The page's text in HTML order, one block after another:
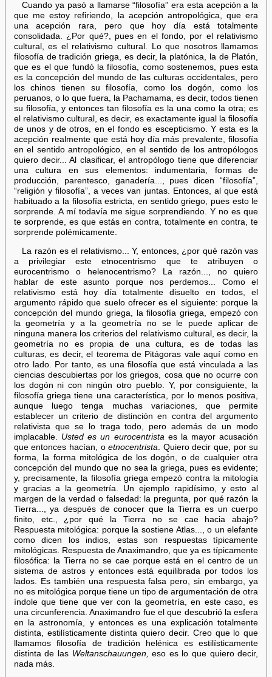
Cuando ya pasó a llamarse “filosofía” era esta acepción a la
que me estoy refiriendo, la acepción antropológica, que era
una acepción rara, pero que hoy día está totalmente
consolidada. ¿Por qué?, pues en el fondo, por el relativismo
cultural, es el relativismo cultural. Lo que nosotros llamamos
filosofía de tradición griega, es decir, la platónica, la de Platón,
que es el que fundó la filosofía, como sostenemos, pues esta
es la concepción del mundo de las culturas occidentales, pero
los chinos tienen su filosofía, como los dogón, como los
peruanos, o lo que fuera, la Pachamama, es decir, todos tienen
su filosofía, y entonces tan filosofía es la una como la otra; es
el relativismo cultural, es decir, es exactamente igual la filosofía
de unos y de otros, en el fondo es escepticismo. Y esta es la
acepción realmente que está hoy día más prevalente, filosofía
en el sentido antropológico, en el sentido de los antropólogos
quiero decir... Al clasificar, el antropólogo tiene que diferenciar
una cultura en sus elementos: indumentaria, formas de
producción, parentesco, ganadería..., pues dicen “filosofía”,
“religión y filosofía”, a veces van juntas. Entonces, al que está
habituado a la filosofía estricta, en sentido griego, pues esto le
sorprende. A mí todavía me sigue sorprendiendo. Y no es que
te sorprende, es que estás en contra, totalmente en contra, te
sorprende polémicamente.
La razón es el relativismo... Y, entonces, ¿por qué razón vas
a privilegiar este etnocentrismo que te atribuyen o
eurocentrismo o helenocentrismo? La razón..., no quiero
hablar de este asunto porque nos perdemos... Como el
relativismo está hoy día totalmente disuelto en todos, el
argumento rápido que suelo ofrecer es el siguiente: porque la
concepción del mundo griega, la filosofía griega, empezó con
la geometría y a la geometría no se le puede aplicar de
ninguna manera los criterios del relativismo cultural, es decir, la
geometría no es propia de una cultura, es de todas las
culturas, es decir, el teorema de Pitágoras vale aquí como en
otro lado. Por tanto, es una filosofía que está vinculada a las
ciencias descubiertas por los griegos, cosa que no ocurre con
los dogón ni con ningún otro pueblo. Y, por consiguiente, la
filosofía griega tiene una característica, por lo menos positiva,
aunque luego tenga muchas variaciones, que permite
establecer un criterio de distinción en contra del argumento
relativista que se lo traga todo, pero además de un modo
implacable. Usted es un eurocentrista es la mayor acusación
que entonces hacían, oetnocentrista . Quiero decir que, por su
forma, la forma mitológica de los dogón, o de cualquier otra
concepción del mundo que no sea la griega, pues es evidente;
y, precisamente, la filosofía griega empezó contra la mitología
y gracias a la geometría. Un ejemplo rapidísimo, y esto al
margen de la verdad o falsedad: la pregunta, por qué razón la
Tierra..., ya después de conocer que la Tierra es un cuerpo
finito, etc., ¿por qué la Tierra no se cae hacia abajo?
Respuesta mitológica: porque la sostiene Atlas..., o un elefante
como dicen los indios, estas son respuestas típicamente
mitológicas. Respuesta de Anaximandro, que ya es típicamente
filosófica: la Tierra no se cae porque está en el centro de un
sistema de astros y entonces está equilibrada por todos los
lados. Es también una respuesta falsa pero, sin embargo, ya
no es mitológica porque tiene un tipo de argumentación de otra
índole que tiene que ver con la geometría, en este caso, es
una circunferencia. Anaximandro fue el que descubrió la esfera
en la astronomía, y entonces es una explicación totalmente
distinta, estilísticamente distinta quiero decir. Creo que lo que
llamamos filosofía de tradición helénica es estilísticamente
distinta de las Weltanschauungen, eso es lo que quiero decir,
nada más.